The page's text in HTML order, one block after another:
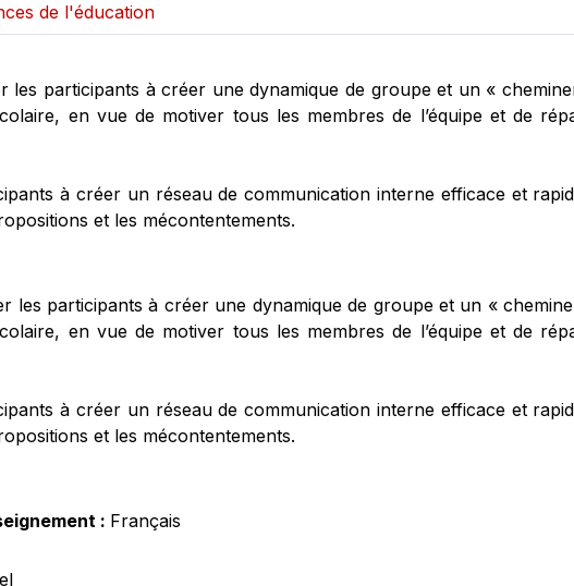
de l'éducation
les participants à créer une dynamique de groupe et un «
en vue de motiver tous les membres de l’équipe et de
à créer un réseau de communication interne efficace et
et les mécontentements.
les participants à créer une dynamique de groupe et un «
en vue de motiver tous les membres de l’équipe et de
à créer un réseau de communication interne efficace et
et les mécontentements.
: Français